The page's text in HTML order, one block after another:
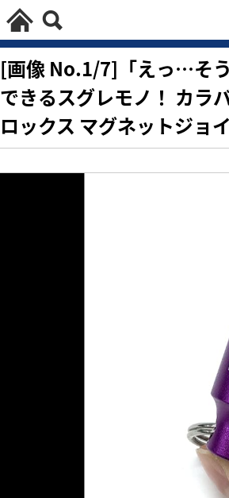
[画像 No.1/7]「えっ…そ
できるスグレモノ！ カラ
ロックス マグネットジョ